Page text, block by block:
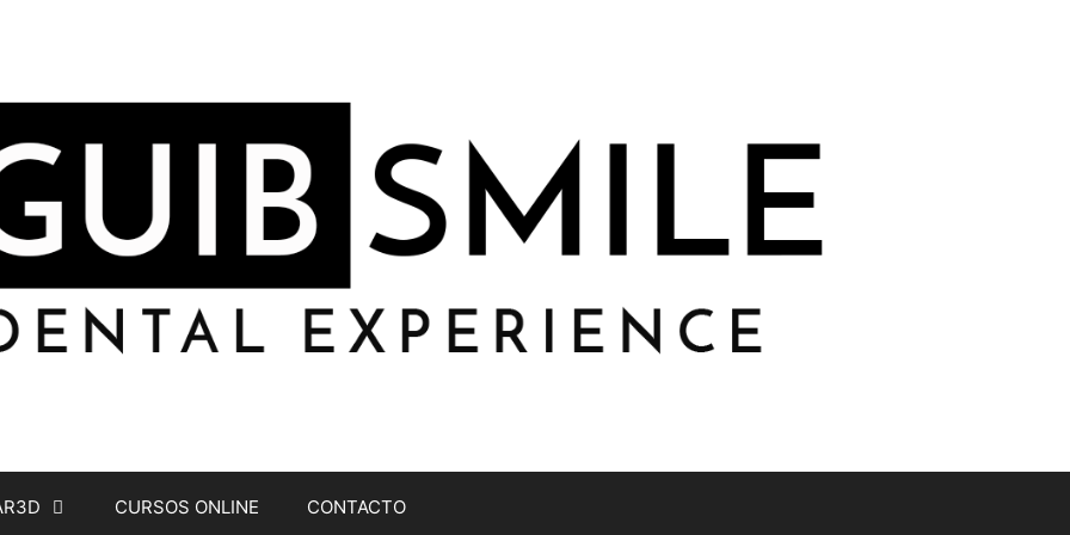
CURSOS ONLINE CONTACTO